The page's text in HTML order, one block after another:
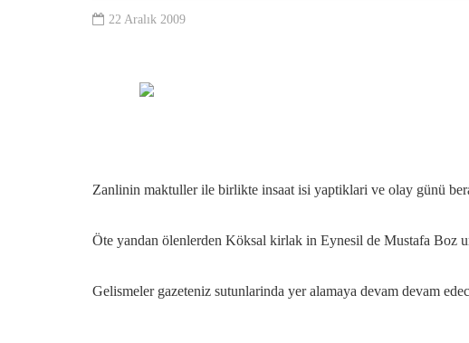
22 Aralık 2009
Zanlinin maktuller ile birlikte insaat isi yaptiklari ve olay günü
Öte yandan ölenlerden Köksal kirlak in Eynesil de Mustafa Boz
Gelismeler gazeteniz sutunlarinda yer alamaya devam devam